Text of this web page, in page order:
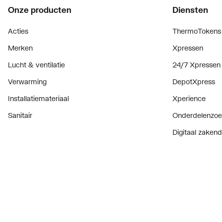
Met ontluchting Ja
Beschermingsgraad (IP) IP44
Breedte 472
Diepte 169
Met alarmfunctie Nee
Nee
Onze producten
Acties
Merken
Lucht & ventilatie
Verwarming
Installatiemateriaal
Sanitair
Diensten
ThermoTokens
Xpressen
24/7 Xpressen
DepotXpress
Xperience
Digitaal